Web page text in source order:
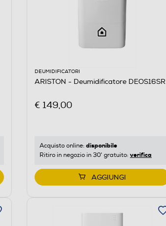
DEUMIDIFICATORI
ARISTON - Deumidificatore DEOS16SR
€ 149,00
Acquisto online: disponibile
Ritiro in negozio in 30' gratuito: verifica
AGGIUNGI